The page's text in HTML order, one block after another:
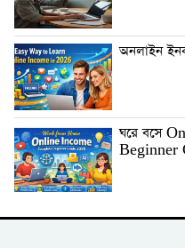
অনলাইন
ঘরে বসে
Beginner